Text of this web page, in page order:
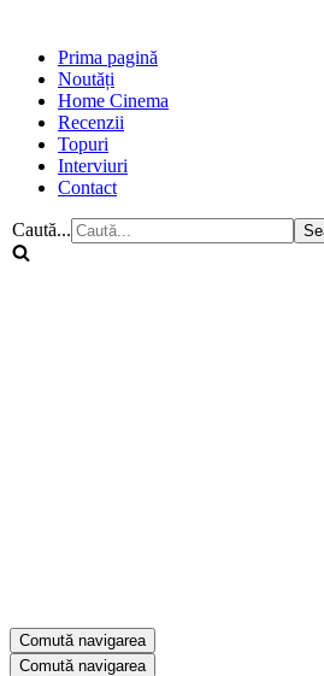
Prima pagină
Noutăți
Home Cinema
Recenzii
Topuri
Interviuri
Contact
Caută...
Comută navigarea
Comută navigarea